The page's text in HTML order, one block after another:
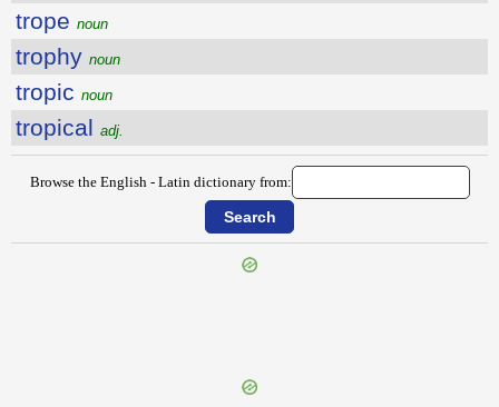
trope noun
trophy noun
tropic noun
tropical adj.
Browse the English - Latin dictionary from: